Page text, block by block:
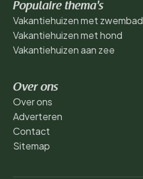
Populaire thema's
Vakantiehuizen met zwembad
Vakantiehuizen met hond
Vakantiehuizen aan zee
Over ons
Over ons
Adverteren
Contact
Sitemap